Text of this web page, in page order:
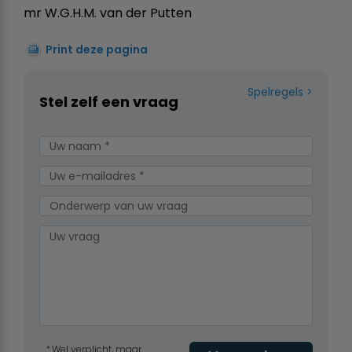
mr W.G.H.M. van der Putten
Print deze pagina
Spelregels
Stel zelf een vraag
Wel verplicht, maar